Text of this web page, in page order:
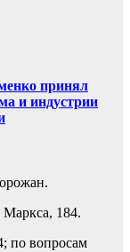
принял
и индустрии
184.
по вопросам